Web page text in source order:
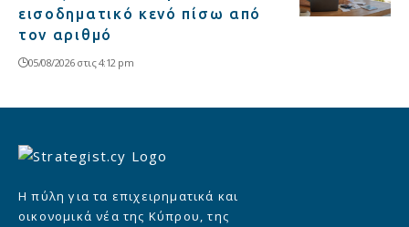
εισοδηματικό κενό πίσω από
τον αριθμό
05/08/2026 στις 4:12 pm
Η πύλη για τα επιχειρηματικά και
οικονομικά νέα της Κύπρου, της